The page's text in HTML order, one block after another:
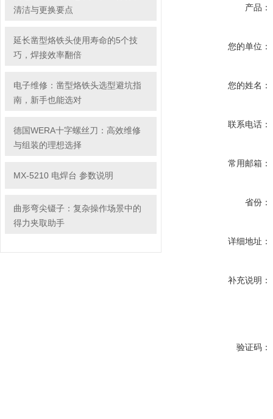
清洁与更换要点
延长凿型烙铁头使用寿命的5个技
巧，焊接效率翻倍
电子维修：凿型烙铁头选型避坑指
南，新手也能选对
德国WERA十字螺丝刀：高效维修
与组装的理想选择
MX-5210 电焊台 参数说明
曲形弯尖镊子：复杂操作场景中的
得力夹取助手
产品：
您的单位：
您的姓名：
联系电话：
常用邮箱：
省份：
详细地址：
补充说明：
验证码：